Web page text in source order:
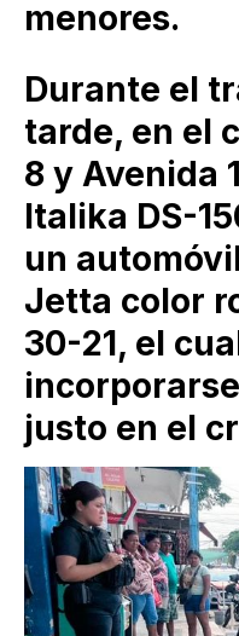
menores.
Durante el
tarde, en el
8 y Avenida
Italika DS-
un
Jetta color
30-21, el
justo en el